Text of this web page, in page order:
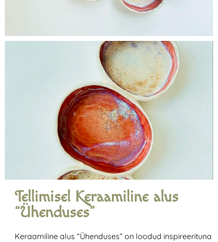
Tellimisel Keraamiline alus
“Ühenduses”
Keraamiline alus “Ühenduses” on loodud inspireerituna